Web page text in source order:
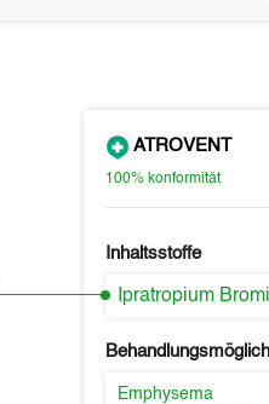
ATROVENT
100% konformität
Inhaltsstoffe
Ipratropium
Emphysema